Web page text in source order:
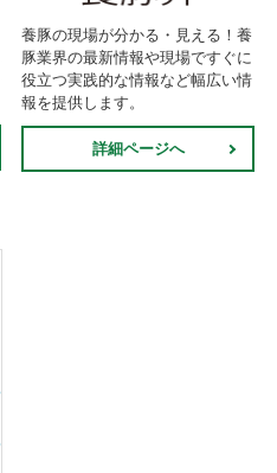
養豚の現場が分かる・見える！養
豚業界の最新情報や現場ですぐに
役立つ実践的な情報など幅広い情
報を提供します。
詳細ページへ